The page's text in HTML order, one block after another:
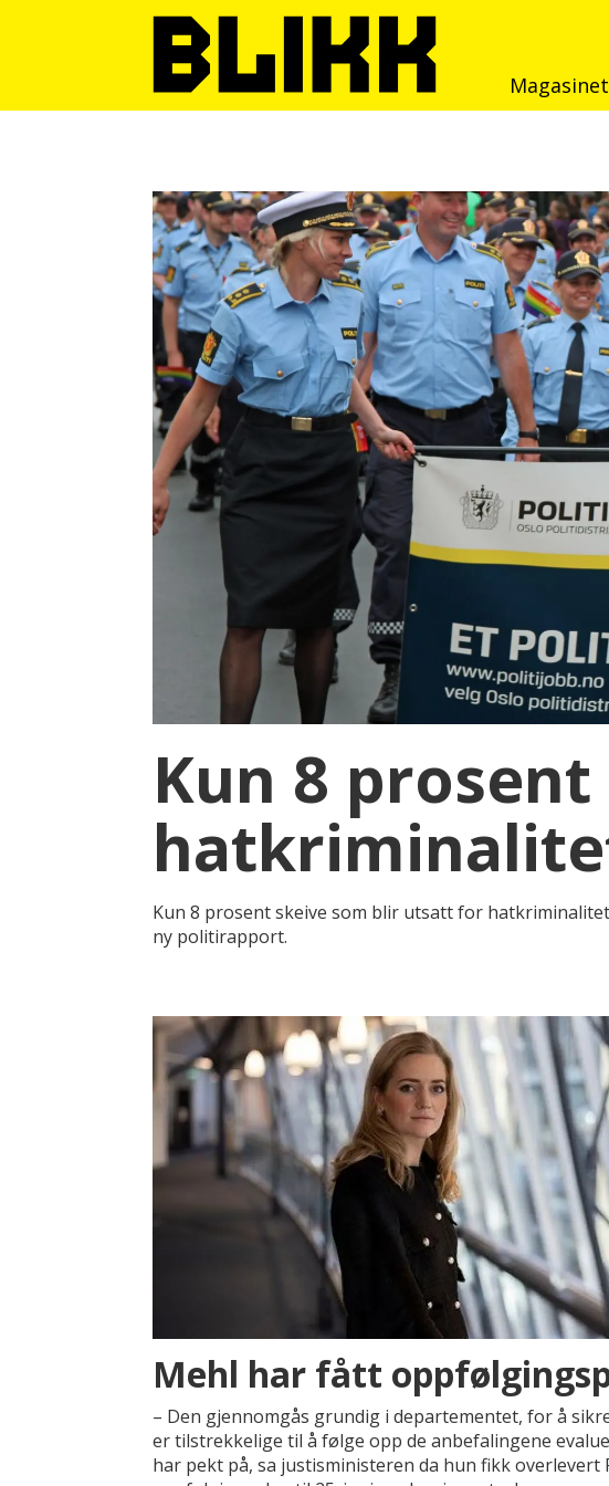
Magasinet
politidirektoratet
Kun 8
Kun 8 prosent skeive som blir utsatt for
ny politirapport.
Mehl har fått
– Den gjennomgås grundig i departementet, for å
er tilstrekkelige til å følge opp de anbefalingene
har pekt på, sa justisministeren da hun fikk overlevert